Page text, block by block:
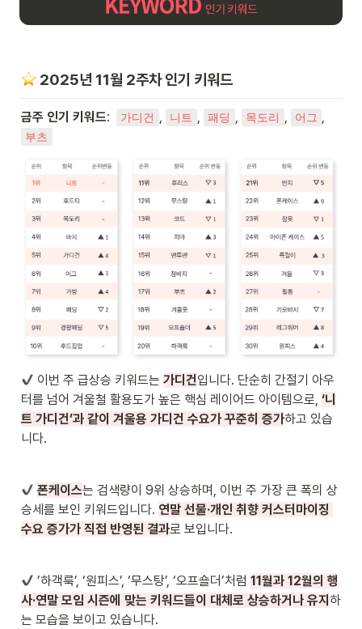
️ 2025년 11월 2주차 인기 키워드
금주 인기 키워드: 가디건 , 니트 , 패딩 , 목도리 , 어그
부츠
이번 주 급상승 키워드는 가디건입니다. 단순히 간절기 아우
터를 넘어 겨울철 활용도가 높은 핵심 레이어드 아이템으로, ‘니
트 가디건’과 같이 겨울용 가디건 수요가 꾸준히 증가하고 있습
니다.
폰케이스는 검색량이 9위 상승하며, 이번 주 가장 큰 폭의 상
승세를 보인 키워드입니다. 연말 선물·개인 취향 커스터마이징
수요 증가가 직접 반영된 결과로 보입니다.
’하객룩’, ‘원피스’, ‘무스탕’, ‘오프숄더’처럼 11월과 12월의 행
사·연말 모임 시즌에 맞는 키워드들이 대체로 상승하거나 유지 하
는 모습을 보이고 있습니다.